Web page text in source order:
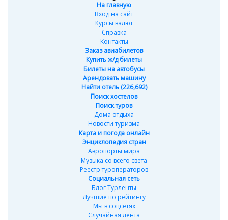
На главную
Вход на сайт
Курсы валют
Справка
Контакты
Заказ авиабилетов
Купить ж/д билеты
Билеты на автобусы
Арендовать машину
Найти отель (226,692)
Поиск хостелов
Поиск туров
Дома отдыха
Новости туризма
Карта и погода онлайн
Энциклопедия стран
Аэропорты мира
Музыка со всего света
Реестр туроператоров
Социальная сеть
Блог Турленты
Лучшие по рейтингу
Мы в соцсетях
Случайная лента